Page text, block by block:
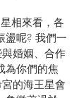
相來看，各
盪呢? 我們一
婚姻、合作
為你們的焦
的海王星會